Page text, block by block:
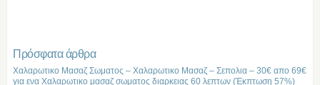
Πρόσφατα άρθρα
Χαλαρωτικο Μασαζ Σωματος – Χαλαρωτικο Μασαζ – Σεπολια – 30€ απο 69€
για ενα Χαλαρωτικο μασαζ σωματος διαρκειας 60 λεπτων (Έκπτωση 57%)